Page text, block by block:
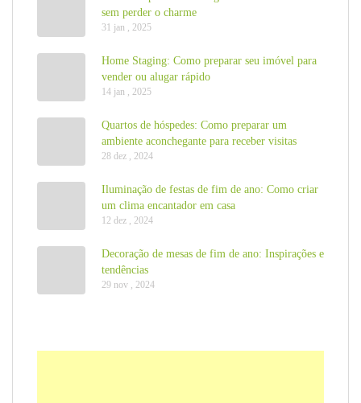
sem perder o charme
31 jan , 2025
Home Staging: Como preparar seu imóvel para
vender ou alugar rápido
14 jan , 2025
Quartos de hóspedes: Como preparar um
ambiente aconchegante para receber visitas
28 dez , 2024
Iluminação de festas de fim de ano: Como criar
um clima encantador em casa
12 dez , 2024
Decoração de mesas de fim de ano: Inspirações e
tendências
29 nov , 2024